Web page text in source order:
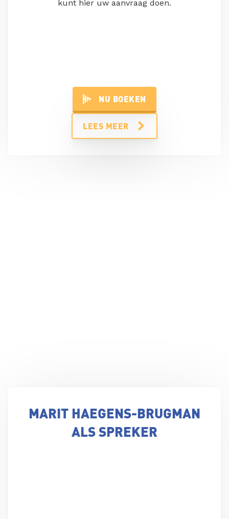
kunt hier uw aanvraag doen.
NU BOEKEN
LEES MEER
MARIT HAEGENS-BRUGMAN
ALS SPREKER